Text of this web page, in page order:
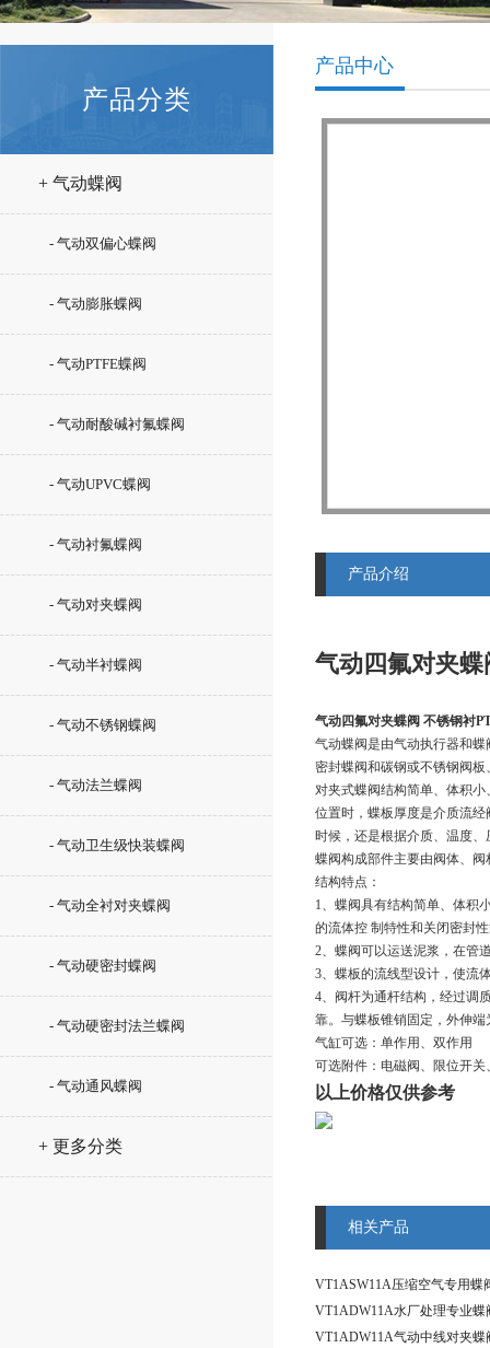
产品分类
+ 气动蝶阀
- 气动双偏心蝶阀
- 气动膨胀蝶阀
- 气动PTFE蝶阀
- 气动耐酸碱衬氟蝶阀
- 气动UPVC蝶阀
- 气动衬氟蝶阀
- 气动对夹蝶阀
- 气动半衬蝶阀
- 气动不锈钢蝶阀
- 气动法兰蝶阀
- 气动卫生级快装蝶阀
- 气动全衬对夹蝶阀
- 气动硬密封蝶阀
- 气动硬密封法兰蝶阀
- 气动通风蝶阀
+ 更多分类
产品中心
产品介绍
气动四氟对夹
气动四氟对夹蝶阀 不锈钢衬
气动蝶阀是由气动执行器和
密封蝶阀和碳钢或不锈钢阀
对夹式蝶阀结构简单、体积
位置时，蝶板厚度是介质流
时候，还是根据介质、温度
蝶阀构成部件主要由阀体、
结构特点：
1、蝶阀具有结构简单、体积
的流体控 制特性和关闭密封
2、蝶阀可以运送泥浆，在管
3、蝶板的流线型设计，使流
4、阀杆为通杆结构，经过调
靠。与蝶板锥销固定，外伸
气缸可选：单作用、双作用
可选附件：电磁阀、限位开
以上价格仅供参考
相关产品